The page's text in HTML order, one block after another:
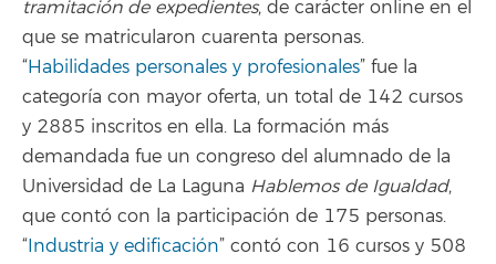
tramitación de expedientes, de carácter online en el
que se matricularon cuarenta personas.
“Habilidades personales y profesionales” fue la
categoría con mayor oferta, un total de 142 cursos
y 2885 inscritos en ella. La formación más
demandada fue un congreso del alumnado de la
Universidad de La Laguna Hablemos de Igualdad,
que contó con la participación de 175 personas.
“Industria y edificación” contó con 16 cursos y 508